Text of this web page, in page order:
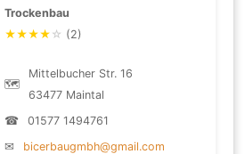
Trockenbau
★★★★ ☆ (2)
🗺
Mittelbucher Str. 16
63477 Maintal
☎
01577 1494761
✉
bicerbaugmbh@gmail.com